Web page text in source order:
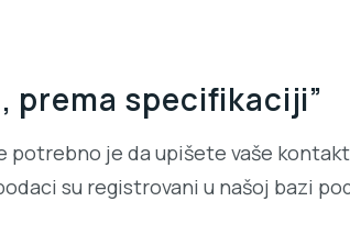
prema specifikaciji”
je da upišete vaše
su registrovani u našoj bazi